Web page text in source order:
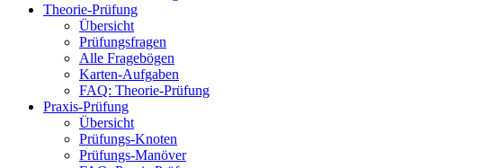
Theorie-Prüfung
Übersicht
Prüfungsfragen
Alle Fragebögen
Karten-Aufgaben
FAQ: Theorie-Prüfung
Praxis-Prüfung
Übersicht
Prüfungs-Knoten
Prüfungs-Manöver